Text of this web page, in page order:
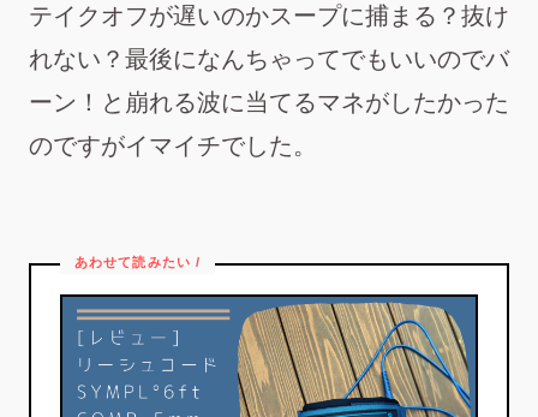
テイクオフが遅いのかスープに捕まる？抜け
れない？最後になんちゃってでもいいのでバ
ーン！と崩れる波に当てるマネがしたかった
のですがイマイチでした。